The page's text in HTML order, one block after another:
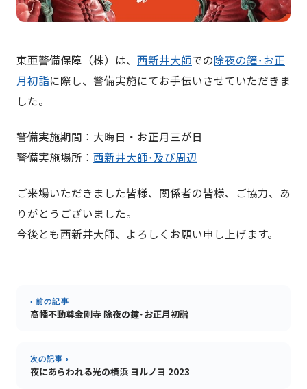
東亜警備保障（株）は、 西新井大師での除夜の鐘･お正
月初詣に際し、警備実施にてお手伝いさせていただきま
した。
警備実施期間：大晦日・お正月三が日
警備実施場所： 西新井大師･及び周辺
ご来場いただきました皆様、関係者の皆様、ご協力、あ
りがとうございました。
今後とも西新井大師、よろしくお願い申し上げます。
‹ 前の記事
高幡不動尊金剛寺 除夜の鐘･お正月初詣
次の記事 ›
夜にあらわれる光の横浜 ヨルノヨ 2023